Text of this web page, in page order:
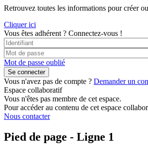
Retrouvez toutes les informations pour créer
Cliquer ici
Vous êtes adhérent ? Connectez-vous !
Mot de passe oublié
Vous n'avez pas de compte ? Demander un
Espace collaboratif
Vous n'êtes pas membre de cet espace.
Pour accéder au contenu de cet espace
Nous contacter
Pied de page - Ligne 1